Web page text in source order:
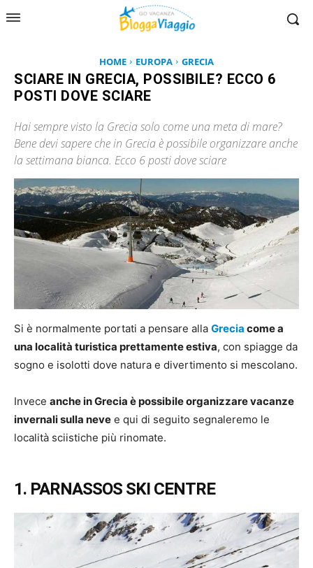
HOME EUROPA GRECIA
SCIARE IN GRECIA, POSSIBILE? ECCO 6
POSTI DOVE SCIARE
Hai sempre visto la Grecia solo come una meta di mare?
Bene devi sapere che in Grecia è possibile organizzare anche
la settimana bianca. Ecco 6 posti dove sciare
Si è normalmente portati a pensare alla Grecia come a
una località turistica prettamente estiva, con spiagge da
sogno e isolotti dove natura e divertimento si mescolano.
Invece anche in Grecia è possibile organizzare vacanze
invernali sulla neve e qui di seguito segnaleremo le
località sciistiche più rinomate.
1. PARNASSOS SKI CENTRE